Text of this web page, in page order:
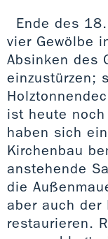
Ende des
vier Gewölbe
Absinken des
einzustürzen;
ist heute
haben sich
Kirchenbau
anstehende
die
aber auch der
restaurieren.